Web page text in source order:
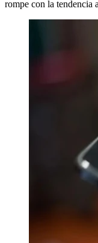
rompe con la tendencia